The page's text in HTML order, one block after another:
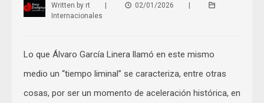
Written by rt 02/01/2026
Internacionales
Lo que Álvaro García Linera llamó en este mismo
medio un “tiempo liminal” se caracteriza, entre otras
cosas, por ser un momento de aceleración histórica, en